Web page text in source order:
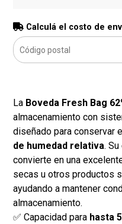
Calculá el costo de
La Boveda Fresh Bag
almacenamiento con
diseñado para conservar
de humedad relativa.
convierte en una
secas u otros productos
ayudando a mantener
almacenamiento.
✅ Capacidad para hasta